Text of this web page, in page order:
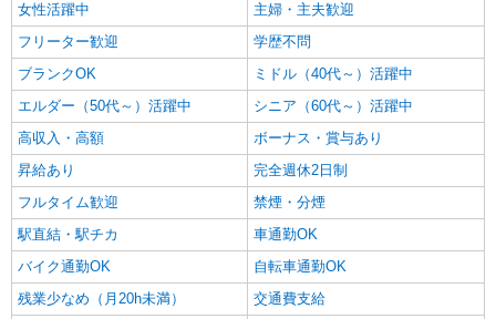
女性活躍中
主婦・主夫歓迎
フリーター歓迎
学歴不問
ブランクOK
ミドル（40代～）活躍中
エルダー（50代～）活躍中
シニア（60代～）活躍中
高収入・高額
ボーナス・賞与あり
昇給あり
完全週休2日制
フルタイム歓迎
禁煙・分煙
駅直結・駅チカ
車通勤OK
バイク通勤OK
自転車通勤OK
残業少なめ（月20h未満）
交通費支給